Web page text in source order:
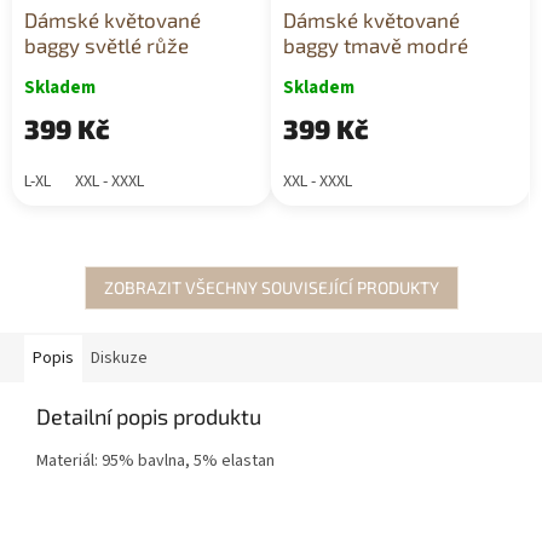
Dámské květované
baggy světlé růže
Skladem
399 Kč
L-XL XXL - XXXL
Dámské květované
baggy tmavě modré
Skladem
399 Kč
XXL - XXXL
ZOBRAZIT VŠECHNY SOUVISEJÍCÍ PRODUKTY
Popis Diskuze
Detailní popis produktu
Materiál: 95% bavlna, 5% elastan